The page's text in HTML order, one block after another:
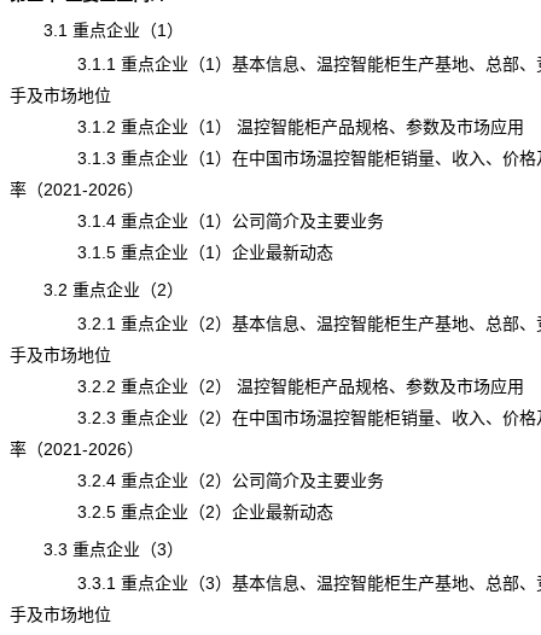
3.1 重点企业（1）
3.1.1 重点企业（1）基本信息、温控智能柜生产基地、总部、
手及市场地位
3.1.2 重点企业（1） 温控智能柜产品规格、参数及市场应用
3.1.3 重点企业（1）在中国市场温控智能柜销量、收入、价格
率（2021-2026）
3.1.4 重点企业（1）公司简介及主要业务
3.1.5 重点企业（1）企业最新动态
3.2 重点企业（2）
3.2.1 重点企业（2）基本信息、温控智能柜生产基地、总部、
手及市场地位
3.2.2 重点企业（2） 温控智能柜产品规格、参数及市场应用
3.2.3 重点企业（2）在中国市场温控智能柜销量、收入、价格
率（2021-2026）
3.2.4 重点企业（2）公司简介及主要业务
3.2.5 重点企业（2）企业最新动态
3.3 重点企业（3）
3.3.1 重点企业（3）基本信息、温控智能柜生产基地、总部、
手及市场地位